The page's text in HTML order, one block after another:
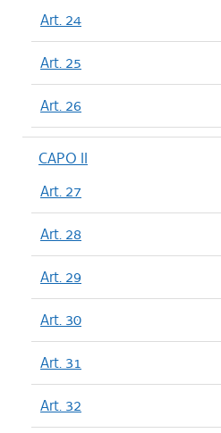
Art. 24
Art. 25
Art. 26
CAPO II
Art. 27
Art. 28
Art. 29
Art. 30
Art. 31
Art. 32